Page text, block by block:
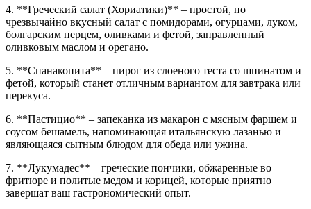
4. **Греческий салат (Хориатики)** – простой, но
чрезвычайно вкусный салат с помидорами, огурцами, луком,
болгарским перцем, оливками и фетой, заправленный
оливковым маслом и орегано.
5. **Спанакопита** – пирог из слоеного теста со шпинатом и
фетой, который станет отличным вариантом для завтрака или
перекуса.
6. **Пастицио** – запеканка из макарон с мясным фаршем и
соусом бешамель, напоминающая итальянскую лазанью и
являющаяся сытным блюдом для обеда или ужина.
7. **Лукумадес** – греческие пончики, обжаренные во
фритюре и политые медом и корицей, которые приятно
завершат ваш гастрономический опыт.